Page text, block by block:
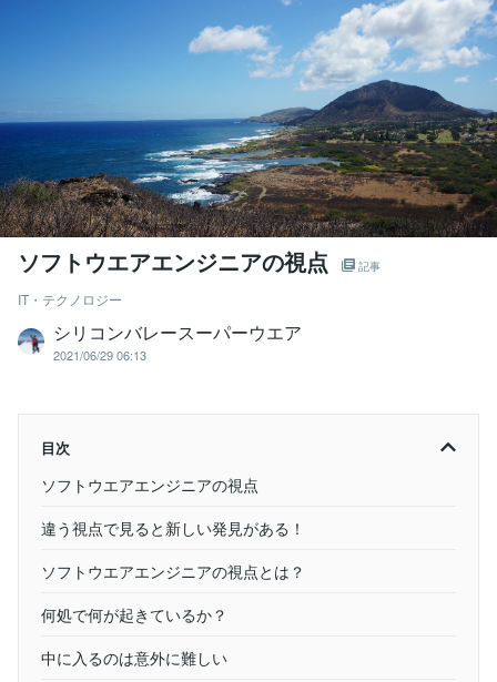
ソフトウエアエンジニアの視点 記事
IT・テクノロジー
シリコンバレースーパーウエア
2021/06/29 06:13
目次
ソフトウエアエンジニアの視点
違う視点で見ると新しい発見がある！
ソフトウエアエンジニアの視点とは？
何処で何が起きているか？
中に入るのは意外に難しい